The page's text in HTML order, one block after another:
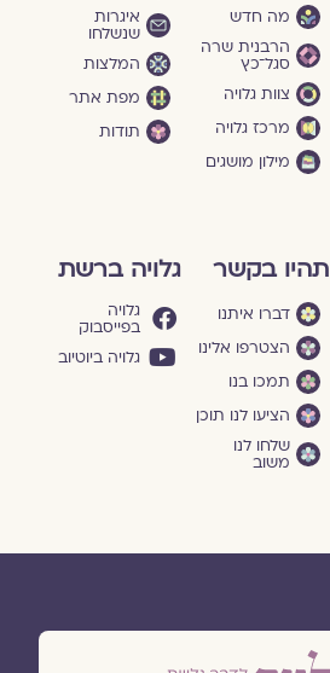
מה חדש
הרבנית שרה
סגל־כץ
צוות גלויה
מרכז גלויה
מילון מושגים
איגרות
שנשלחו
המלצות
מפת אתר
תודות
תהיו בקשר
דברו איתנו
הצטרפו אלינו
תמכו בנו
הציעו לנו תוכן
שלחו לנו
משוב
גלויה ברשת
גלויה
בפייסבוק
גלויה ביוטיוב